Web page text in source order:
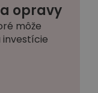
opravy
môže
investície